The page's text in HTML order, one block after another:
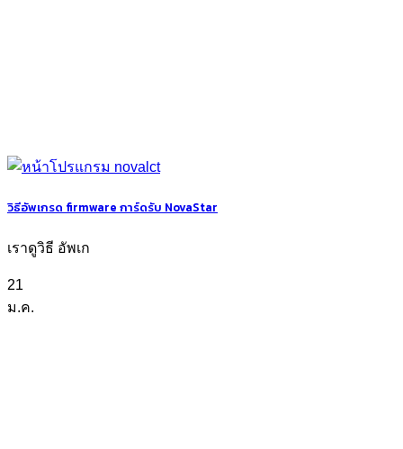
วิธีอัพเกรด firmware การ์ดรับ NovaStar
เราดูวิธี อัพเก
21
ม.ค.